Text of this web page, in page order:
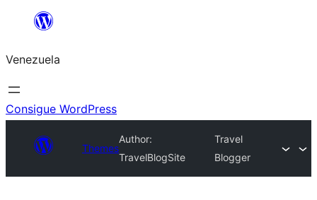
Saltar
contenido
Venezuela
Consigue WordPress
Themes
Author:
TravelBlogSite
Travel
Blogger